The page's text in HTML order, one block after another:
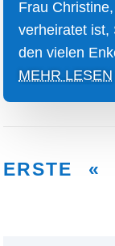
Frau
verheiratet ist,
den vielen
MEHR LESEN
ERSTE
«